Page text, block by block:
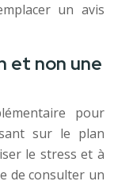
un avis
et non une
pour
sur le plan
le stress et à
de consulter un